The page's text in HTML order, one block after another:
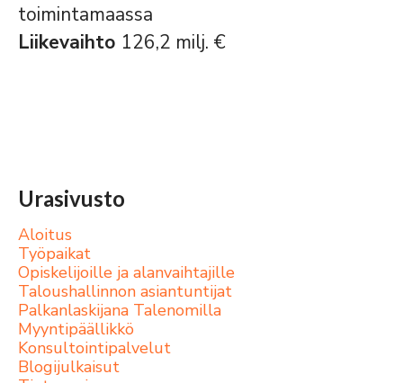
toimintamaassa
Liikevaihto 126,2 milj. €
Urasivusto
Aloitus
Työpaikat
Opiskelijoille ja alanvaihtajille
Taloushallinnon asiantuntijat
Palkanlaskijana Talenomilla
Myyntipäällikkö
Konsultointipalvelut
Blogijulkaisut